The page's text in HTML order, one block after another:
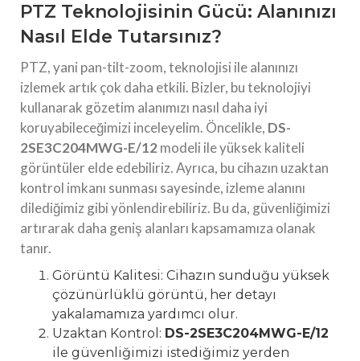
PTZ Teknolojisinin Gücü: Alanınızı
Nasıl Elde Tutarsınız?
PTZ, yani pan-tilt-zoom, teknolojisi ile alanınızı
izlemek artık çok daha etkili. Bizler, bu teknolojiyi
kullanarak gözetim alanımızı nasıl daha iyi
koruyabileceğimizi inceleyelim. Öncelikle, DS-
2SE3C204MWG-E/12 modeli ile yüksek kaliteli
görüntüler elde edebiliriz. Ayrıca, bu cihazın uzaktan
kontrol imkanı sunması sayesinde, izleme alanını
dilediğimiz gibi yönlendirebiliriz. Bu da, güvenliğimizi
artırarak daha geniş alanları kapsamamıza olanak
tanır.
Görüntü Kalitesi: Cihazın sunduğu yüksek
çözünürlüklü görüntü, her detayı
yakalamamıza yardımcı olur.
Uzaktan Kontrol: DS-2SE3C204MWG-E/12
ile güvenliğimizi istediğimiz yerden